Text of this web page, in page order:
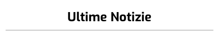
Ultime Notizie